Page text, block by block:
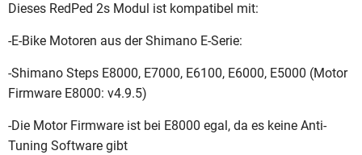
Dieses RedPed 2s Modul ist kompatibel mit:
-E-Bike Motoren aus der Shimano E-Serie:
-Shimano Steps E8000, E7000, E6100, E6000, E5000 (Motor
Firmware E8000: v4.9.5)
-Die Motor Firmware ist bei E8000 egal, da es keine Anti-
Tuning Software gibt